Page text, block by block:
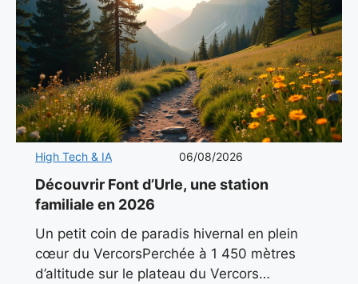
High Tech & IA 06/08/2026
Découvrir Font d’Urle, une station
familiale en 2026
Un petit coin de paradis hivernal en plein
cœur du VercorsPerchée à 1 450 mètres
d’altitude sur le plateau du Vercors